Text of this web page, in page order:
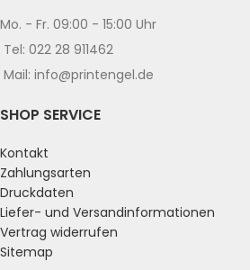
Mo. - Fr. 09:00 - 15:00 Uhr
Tel: 022 28 911462
Mail: info@printengel.de
SHOP SERVICE
Kontakt
Zahlungsarten
Druckdaten
Liefer- und Versandinformationen
Vertrag widerrufen
Sitemap